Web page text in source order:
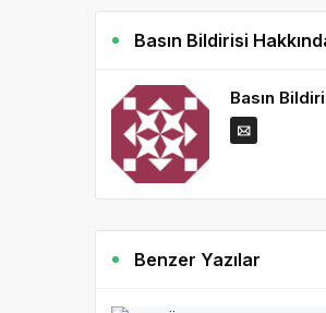
Basın Bildirisi
Basın
Benzer Yazılar